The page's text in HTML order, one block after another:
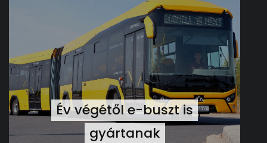
Év végétől e-buszt is
gyártanak